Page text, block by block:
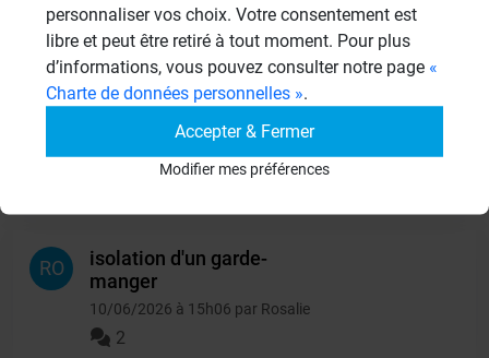
Autres questions
CL
panneaux sous receveur de
13/06/2026 à 15h06 par clbouch
RO
isolation d'un garde-
manger
10/06/2026 à 15h06 par Rosalie
2
personnaliser vos choix. Votre consentement est
libre et peut être retiré à tout moment. Pour plus
d’informations, vous pouvez consulter notre page «
Charte de données personnelles ».
Accepter & Fermer
Modifier mes préférences